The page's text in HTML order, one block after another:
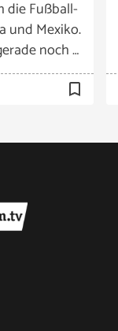
die Fußball-
und Mexiko.
noch …
bookmark_border